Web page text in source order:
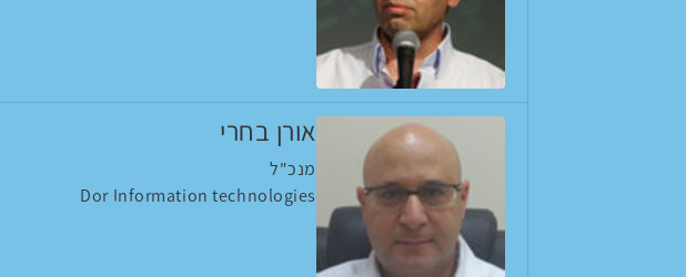
אורן בחרי
מנכ"ל
Dor Information technologies